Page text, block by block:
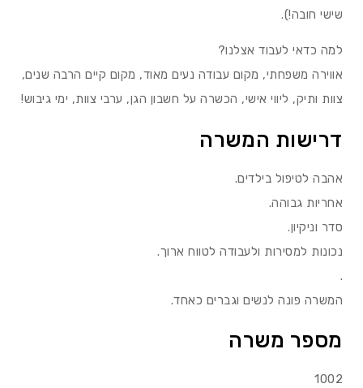
שישי חובה!).
למה כדאי לעבוד אצלנו?
אווירה משפחתי, מקום עבודה נעים מאוד, מקום קיים הרבה שנים,
צוות ותיק, ליווי אישי, הכשרה על חשבון הגן, ערבי צוות, ימי גיבוש!
דרישות המשרה
אהבה לטיפול בילדים.
אחריות גבוהה.
סדר וניקיון.
נכונות למסירות ולעבודה לטווח ארוך.
.
המשרה פונה לנשים וגברים כאחד.
מספר משרה
1002